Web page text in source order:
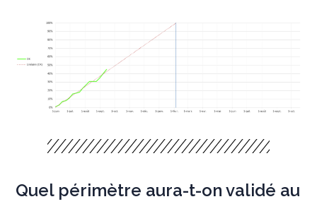
Quel périmètre aura-t-on validé au